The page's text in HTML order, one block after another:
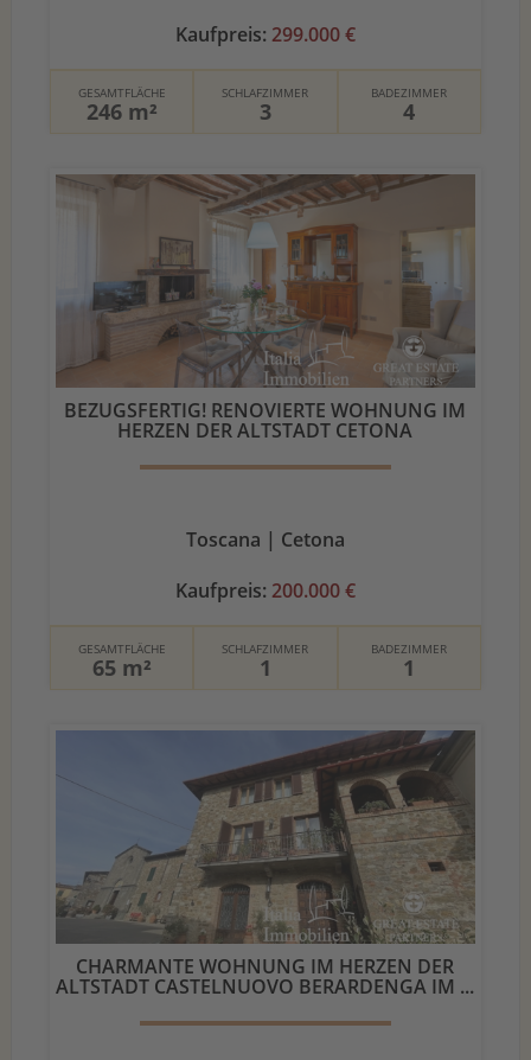
Kaufpreis: 299.000 €
GESAMTFLÄCHE
246 m²
SCHLAFZIMMER
3
BADEZIMMER
4
BEZUGSFERTIG! RENOVIERTE WOHNUNG IM
HERZEN DER ALTSTADT CETONA
Toscana | Cetona
Kaufpreis: 200.000 €
GESAMTFLÄCHE
65 m²
SCHLAFZIMMER
1
BADEZIMMER
1
CHARMANTE WOHNUNG IM HERZEN DER
ALTSTADT CASTELNUOVO BERARDENGA IM ...